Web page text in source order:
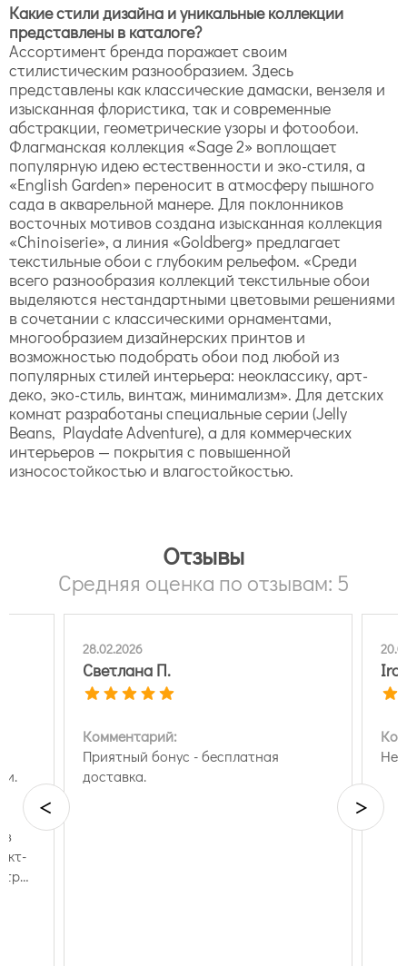
Какие стили дизайна и уникальные коллекции
представлены в каталоге?
Ассортимент бренда поражает своим
стилистическим разнообразием. Здесь
представлены как классические дамаски, вензеля и
изысканная флористика, так и современные
абстракции, геометрические узоры и фотообои.
Флагманская коллекция «Sage 2» воплощает
популярную идею естественности и эко-стиля, а
«English Garden» переносит в атмосферу пышного
сада в акварельной манере. Для поклонников
восточных мотивов создана изысканная коллекция
«Chinoiserie», а линия «Goldberg» предлагает
текстильные обои с глубоким рельефом. «Среди
всего разнообразия коллекций текстильные обои
выделяются нестандартными цветовыми решениями
в сочетании с классическими орнаментами,
многообразием дизайнерских принтов и
возможностью подобрать обои под любой из
популярных стилей интерьера: неоклассику, арт-
деко, эко-стиль, винтаж, минимализм». Для детских
комнат разработаны специальные серии (Jelly
Beans, Playdate Adventure), а для коммерческих
интерьеров — покрытия с повышенной
износостойкостью и влагостойкостью.
Отзывы
Средняя оценка по отзывам: 5
28.02.2026
Светлана П.
Комментарий:
Приятный бонус - бесплатная
доставка.
Ira
Нет
< >